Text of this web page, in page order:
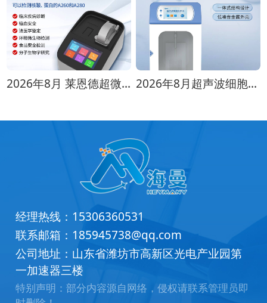
2026年8月 莱恩德超微量分光光度计应用案例分享 2026年8月超声波细胞破碎仪选购指南：品牌对比测评
经理热线： 15306360531
联系邮箱： 185945738@qq.com
公司地址：山东省潍坊市高新区光电产业园第
一加速器三楼
特别声明：部分内容源自网络，侵权请联系管理员即